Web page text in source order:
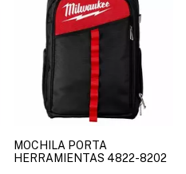
MOCHILA PORTA
HERRAMIENTAS 4822-8202